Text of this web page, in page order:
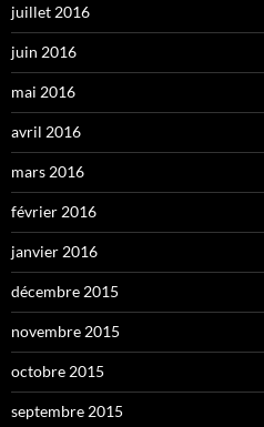
juillet 2016
juin 2016
mai 2016
avril 2016
mars 2016
février 2016
janvier 2016
décembre 2015
novembre 2015
octobre 2015
septembre 2015